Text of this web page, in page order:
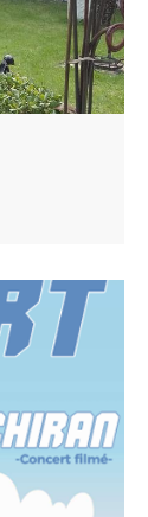
provençal)